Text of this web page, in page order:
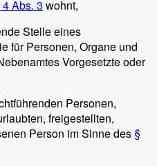
4 Abs. 3 wohnt,
Stelle eines
für Personen, Organe und
Vorgesetzte oder
Personen,
freigestellten,
Person im Sinne des§